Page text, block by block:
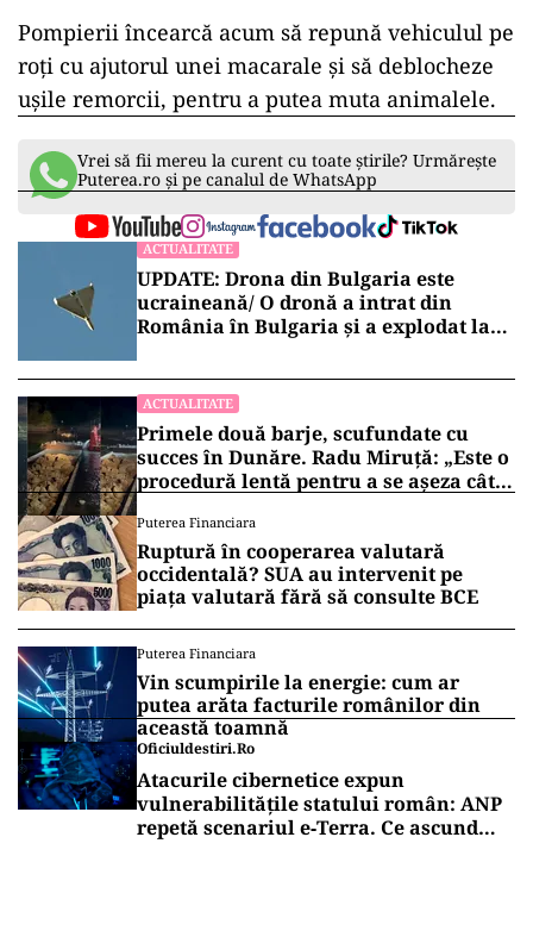
Pompierii încearcă acum să repună vehiculul pe
roţi cu ajutorul unei macarale şi să deblocheze
uşile remorcii, pentru a putea muta animalele.
Vrei să fii mereu la curent cu toate știrile? Urmărește
Puterea.ro și pe canalul de WhatsApp
ACTUALITATE
UPDATE: Drona din Bulgaria este
ucraineană/ O dronă a intrat din
România în Bulgaria şi a explodat la
ACTUALITATE
Primele două barje, scufundate cu
succes în Dunăre. Radu Miruță: „Este o
procedură lentă pentru a se așeza cât
Puterea Financiara
Ruptură în cooperarea valutară
occidentală? SUA au intervenit pe
piața valutară fără să consulte BCE
Puterea Financiara
Vin scumpirile la energie: cum ar
putea arăta facturile românilor din
această toamnă
Oficiuldestiri.ro
Atacurile cibernetice expun
vulnerabilitățile statului român: ANP
repetă scenariul e‑Terra. Ce ascund